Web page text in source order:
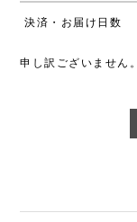
決済・お届け日数
申し訳ございません